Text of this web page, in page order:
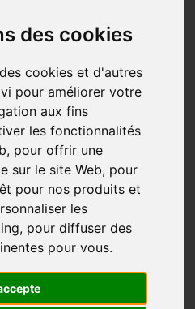
des cookies
cookies et d'autres
pour améliorer votre
aux fins
les fonctionnalités
, pour offrir une
sur le site Web, pour
pour nos produits et
les
, pour diffuser des
pour vous.
vraiment mais vraiment,
la peine. »
fait de la rando-
Présentement, ce
Compostelle. Il a un attrait
Frances qu’il a vu se
pour...